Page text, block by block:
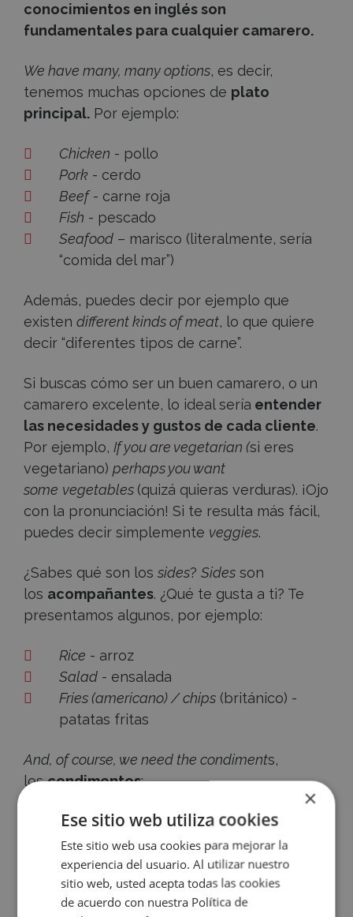
Accece
Tu
Cuenta
conocimientos en inglés son
fundamentales para cualquier camarero.
We have many, many options, es decir,
tenemos muchas opciones de plato
principal. Por ejemplo:
Chicken - pollo
Pork - cerdo
Beef- carne roja
Fish - pescado
Seafood – marisco (literalmente, sería
“comida del mar”)
Además, puedes decir por ejemplo que
existen different kinds of meat, lo que quiere
decir “diferentes tipos de carne”.
Si buscas cómo ser un buen camarero, o un
camarero excelente, lo ideal sería entender
las necesidades y gustos de cada cliente.
Por ejemplo, If you are vegetarian (si eres
vegetariano) perhaps you want
some vegetables (quizá quieras verduras). ¡Ojo
con la pronunciación! Si te resulta más fácil,
puedes decir simplemente veggies.
¿Sabes qué son los sides? Sides son
los acompañantes. ¿Qué te gusta a ti? Te
presentamos algunos, por ejemplo:
Rice - arroz
Salad - ensalada
Fries (americano) / chips (británico) -
patatas fritas
And, of course, we need the condiments,
loscondimentos:
Mustard- mostaza
Ketchup- ketchup
Mayo / mayonnaise- mayonesa
Hold the + condiment- quiere decir que
no queremos algo
×
Ese sitio web utiliza cookies
Este sitio web usa cookies para mejorar la
experiencia del usuario. Al utilizar nuestro
sitio web, usted acepta todas las cookies
de acuerdo con nuestra Política de